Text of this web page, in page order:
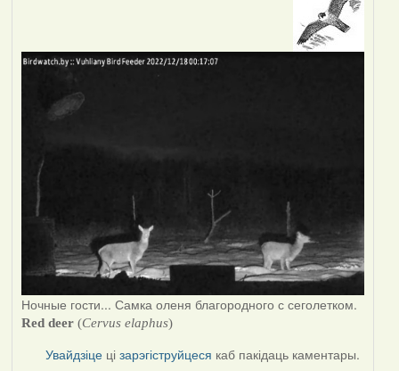
Ночные гости... Самка оленя благородного с сеголетком.
Red deer (Cervus elaphus)
Увайдзіце цізарэгіструйцеся каб пакідаць каментары.